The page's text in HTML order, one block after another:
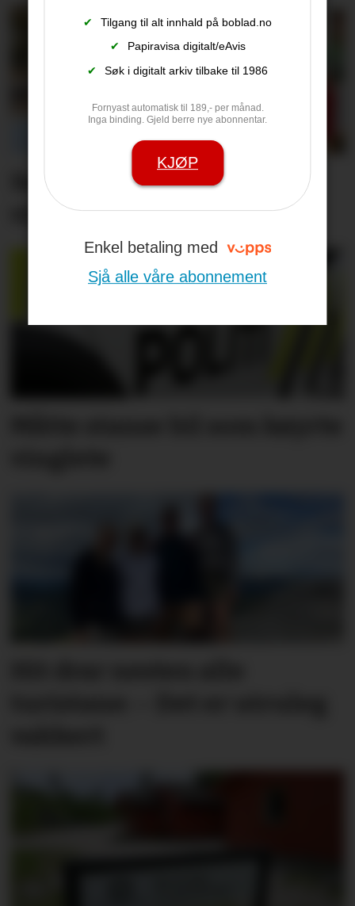
✔
Tilgang til alt innhald på boblad.no
✔
Papiravisa digitalt/eAvis
✔
Søk i digitalt arkiv tilbake til 1986
Fornyast automatisk til 189,- per månad.
Inga binding. Gjeld berre nye abonnentar.
KJØP
Enkel betaling med
Sjå alle våre abonnement
Set friske fargar på eit
viktig inngangs­parti